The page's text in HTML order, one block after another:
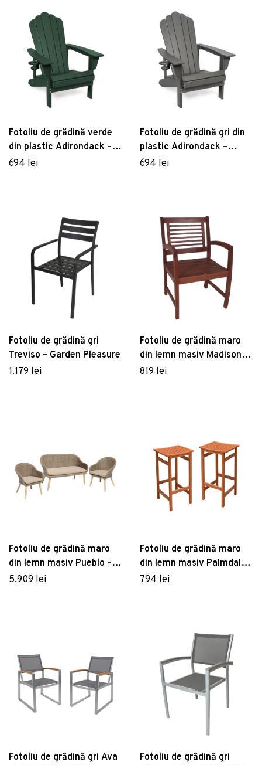
Fotoliu de grădină verde
din plastic Adirondack –
Bonami Selection
694 lei
Fotoliu de grădină gri din
plastic Adirondack –
Bonami Selection
694 lei
Fotoliu de grădină gri
Treviso – Garden Pleasure
1.179 lei
Fotoliu de grădină maro
din lemn masiv Madison –
Garden Pleasure
819 lei
Fotoliu de grădină maro
din lemn masiv Pueblo –
Garden Pleasure
5.909 lei
Fotoliu de grădină maro
din lemn masiv Palmdale –
Garden Pleasure
794 lei
Fotoliu de grădină gri Ava
Fotoliu de grădină gri